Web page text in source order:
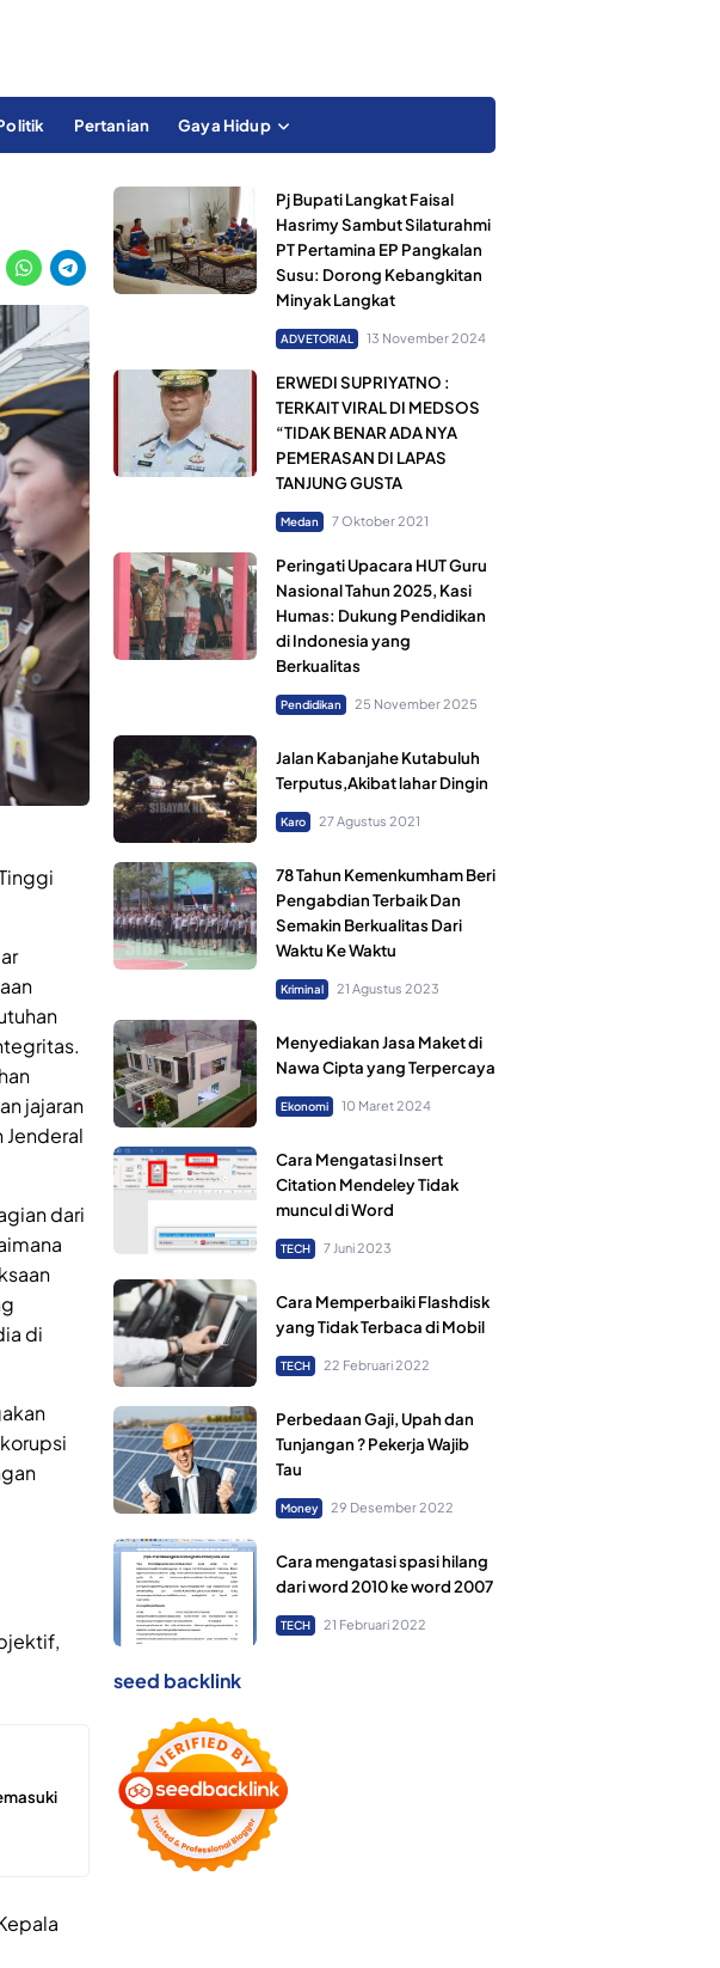
Pertanian Gaya Hidup
jajaran
Jenderal
dari
di
Pj Bupati Langkat Faisal
Hasrimy Sambut Silaturahmi
PT Pertamina EP Pangkalan
Susu: Dorong Kebangkitan
Minyak Langkat
ADVETORIAL 13 November 2024
ERWEDI SUPRIYATNO :
TERKAIT VIRAL DI MEDSOS
“TIDAK BENAR ADA NYA
PEMERASAN DI LAPAS
TANJUNG GUSTA
Medan 7 Oktober 2021
Peringati Upacara HUT Guru
Nasional Tahun 2025, Kasi
Humas: Dukung Pendidikan
di Indonesia yang
Berkualitas
Pendidikan 25 November 2025
Jalan Kabanjahe Kutabuluh
Terputus,Akibat lahar Dingin
Karo 27 Agustus 2021
78 Tahun Kemenkumham Beri
Pengabdian Terbaik Dan
Semakin Berkualitas Dari
Waktu Ke Waktu
Kriminal 21 Agustus 2023
Menyediakan Jasa Maket di
Nawa Cipta yang Terpercaya
Ekonomi 10 Maret 2024
Cara Mengatasi Insert
Citation Mendeley Tidak
muncul di Word
TECH 7 Juni 2023
Cara Memperbaiki Flashdisk
yang Tidak Terbaca di Mobil
TECH 22 Februari 2022
Perbedaan Gaji, Upah dan
Tunjangan ? Pekerja Wajib
Tau
Money 29 Desember 2022
Cara mengatasi spasi hilang
dari word 2010 ke word 2007
TECH 21 Februari 2022
seed backlink